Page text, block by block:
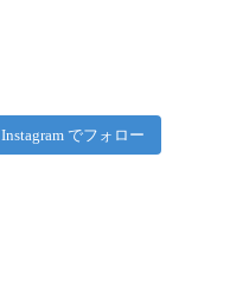
Instagram でフォロー